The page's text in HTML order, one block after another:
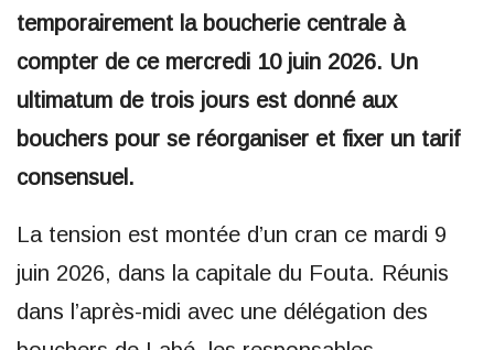
temporairement la boucherie centrale à
compter de ce mercredi 10 juin 2026. Un
ultimatum de trois jours est donné aux
bouchers pour se réorganiser et fixer un tarif
consensuel.
La tension est montée d’un cran ce mardi 9
juin 2026, dans la capitale du Fouta. Réunis
dans l’après-midi avec une délégation des